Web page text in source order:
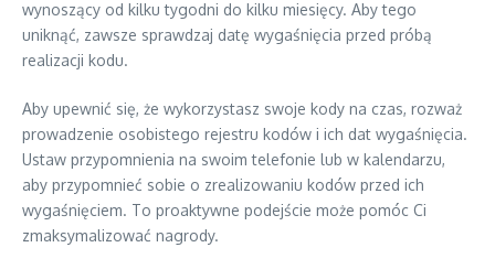
wynoszący od kilku tygodni do kilku miesięcy. Aby tego
uniknąć, zawsze sprawdzaj datę wygaśnięcia przed próbą
realizacji kodu.
Aby upewnić się, że wykorzystasz swoje kody na czas, rozważ
prowadzenie osobistego rejestru kodów i ich dat wygaśnięcia.
Ustaw przypomnienia na swoim telefonie lub w kalendarzu,
aby przypomnieć sobie o zrealizowaniu kodów przed ich
wygaśnięciem. To proaktywne podejście może pomóc Ci
zmaksymalizować nagrody.